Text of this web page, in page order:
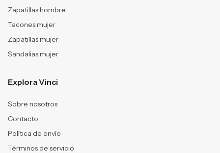
Zapatillas hombre
Tacones mujer
Zapatillas mujer
Sandalias mujer
Explora Vinci
Sobre nosotros
Contacto
Política de envío
Términos de servicio